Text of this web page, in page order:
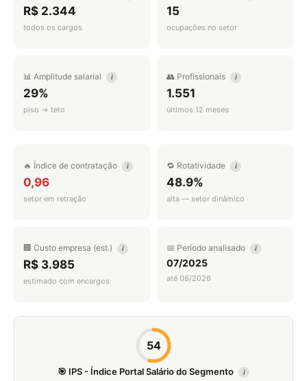
R$ 2.344
todos os cargos
15
ocupações no setor
📊 Amplitude salarial i
29%
piso → teto
👥 Profissionais i
1.551
últimos 12 meses
🔥 Índice de contratação i
0,96
setor em retração
🔁 Rotatividade i
48.9%
alta — setor dinâmico
🏢 Custo empresa (est.) i
R$ 3.985
estimado com encargos
📅 Período analisado i
07/2025
até 06/2026
54
🎯 IPS - Índice Portal Salário do Segmento i